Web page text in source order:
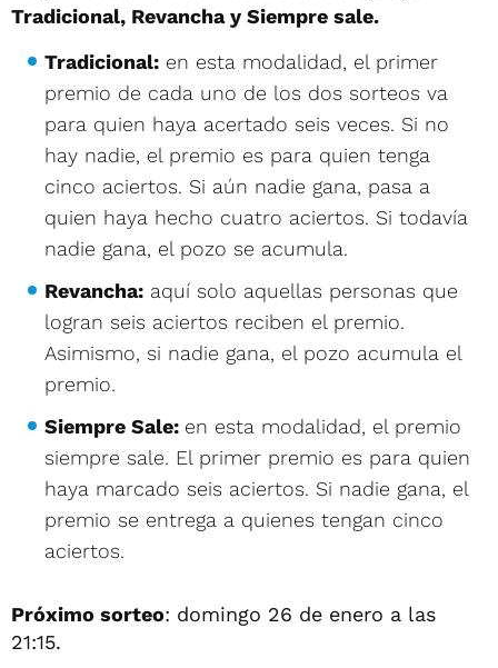
Tradicional, Revancha y Siempre sale.
Tradicional: en esta modalidad, el primer
premio de cada uno de los dos sorteos va
para quien haya acertado seis veces. Si no
hay nadie, el premio es para quien tenga
cinco aciertos. Si aún nadie gana, pasa a
quien haya hecho cuatro aciertos. Si todavía
nadie gana, el pozo se acumula.
Revancha: aquí solo aquellas personas que
logran seis aciertos reciben el premio.
Asimismo, si nadie gana, el pozo acumula el
premio.
Siempre Sale: en esta modalidad, el premio
siempre sale. El primer premio es para quien
haya marcado seis aciertos. Si nadie gana, el
premio se entrega a quienes tengan cinco
aciertos.
Próximo sorteo: domingo 26 de enero a las
21:15.